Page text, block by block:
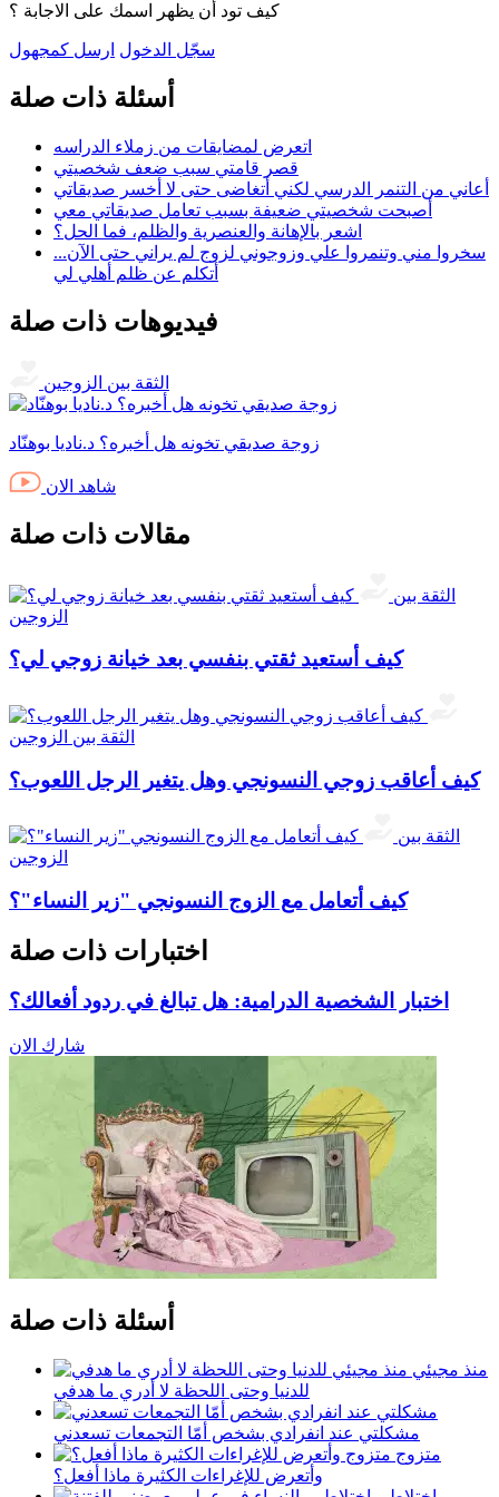
كيف تود أن يظهر اسمك على الاجابة ؟
سجّل الدخول ارسل كمجهول
أسئلة ذات صلة
اتعرض لمضايقات من زملاء الدراسه
قصر قامتي سبب ضعف شخصيتي
أعاني من التنمر الدرسي لكني أتغاضى حتى لا أخسر صديقاتي
أصبحت شخصيتي ضعيفة بسبب تعامل صديقاتي معي
اشعر بالإهانة والعنصرية والظلم، فما الحل؟
سخروا مني وتنمروا علي وزوجوني لزوج لم يراني حتى الآن...
أتكلم عن ظلم أهلي لي
فيديوهات ذات صلة
الثقة بين الزوجين
زوجة صديقي تخونه هل أخبره؟ د.ناديا بوهنّاد
شاهد الان
مقالات ذات صلة
الثقة بين
الزوجين
كيف أستعيد ثقتي بنفسي بعد خيانة زوجي لي؟
الثقة بين الزوجين
كيف أعاقب زوجي النسونجي وهل يتغير الرجل اللعوب؟
الثقة بين
الزوجين
كيف أتعامل مع الزوج النسونجي "زير النساء"؟
اختبارات ذات صلة
اختبار الشخصية الدرامية: هل تبالغ في ردود أفعالك؟
شارك الان
أسئلة ذات صلة
منذ مجيئي
للدنيا وحتى اللحظة لا أدري ما هدفي
مشكلتي عند انفرادي بشخص أمّا التجمعات تسعدني
متزوج
وأتعرض للإغراءات الكثيرة ماذا أفعل؟